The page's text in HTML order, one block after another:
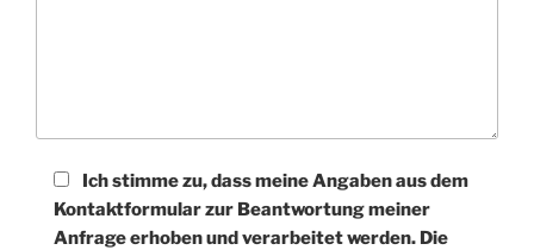
Ich stimme zu, dass meine Angaben aus dem
Kontaktformular zur Beantwortung meiner
Anfrage erhoben und verarbeitet werden. Die